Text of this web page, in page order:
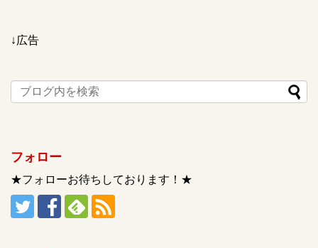
↓広告
フォロー
★フォローお待ちしております！★